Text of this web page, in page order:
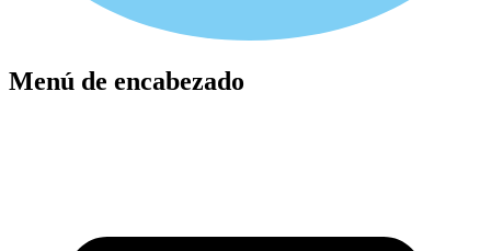
Menú de encabezado